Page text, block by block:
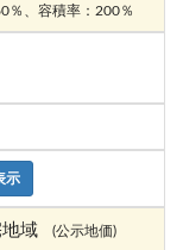
％、容積率：200％
示
地域 (公示地価)